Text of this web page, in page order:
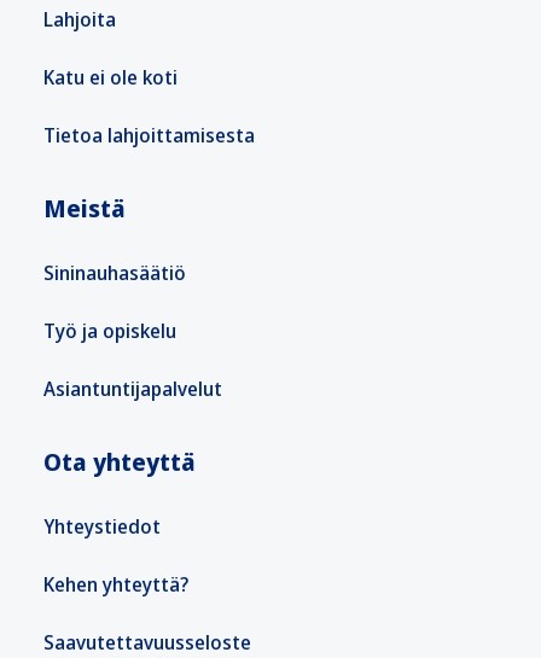
Lahjoita
Katu ei ole koti
Tietoa lahjoittamisesta
Meistä
Sininauhasäätiö
Työ ja opiskelu
Asiantuntijapalvelut
Ota yhteyttä
Yhteystiedot
Kehen yhteyttä?
Saavutettavuusseloste